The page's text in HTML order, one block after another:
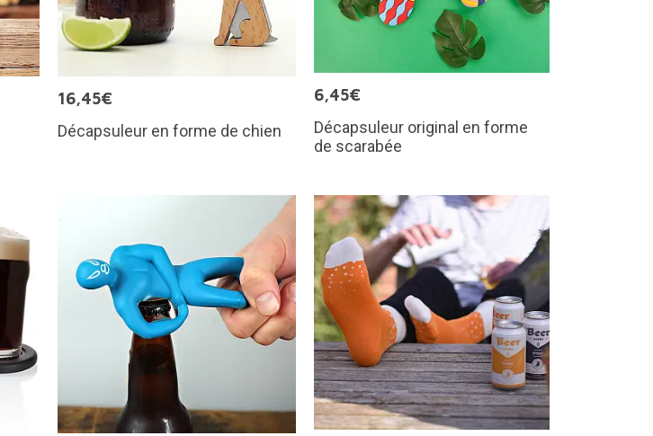
16,45€
Décapsuleur en forme de chien
6,45€
Décapsuleur original en forme
de scarabée